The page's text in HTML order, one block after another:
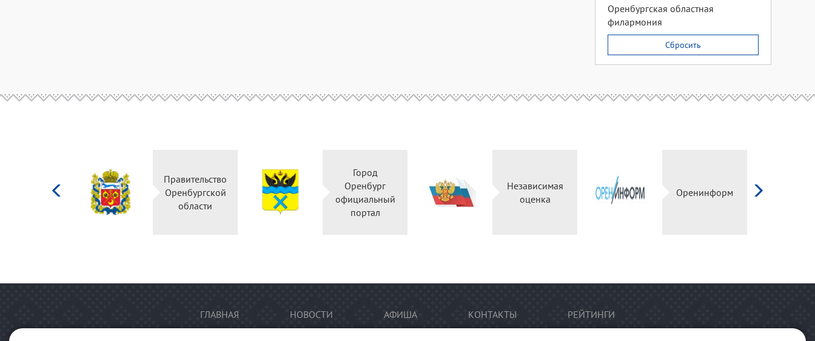
Оренбургская областная
филармония
Сбросить
Правительство
Оренбургской
области
Город
Оренбург
официальный
портал
Независимая
оценка
Оренинформ
ГЛАВНАЯ НОВОСТИ АФИША КОНТАКТЫ РЕЙТИНГИ